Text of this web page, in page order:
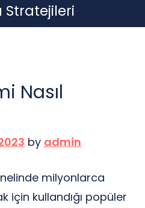
Stratejileri
Nasıl
by admin
milyonlarca
için kullandığı popüler